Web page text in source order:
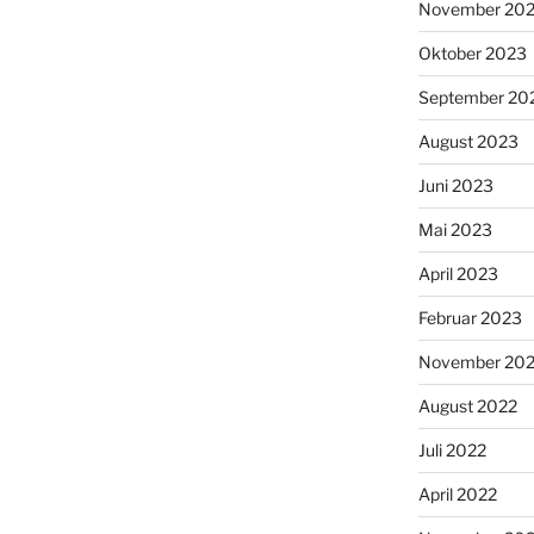
November
Oktober 2023
September
August 2023
Juni 2023
Mai 2023
April 2023
Februar 2023
November
August 2022
Juli 2022
April 2022